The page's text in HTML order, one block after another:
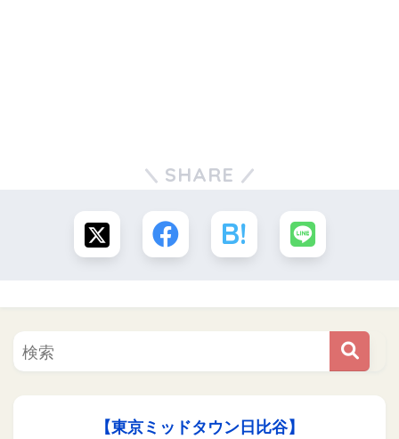
SHARE
【東京ミッドタウン日比谷】